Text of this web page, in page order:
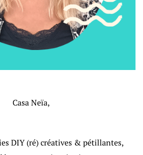
Casa Neïa,
DIY (ré) créatives & pétillantes,